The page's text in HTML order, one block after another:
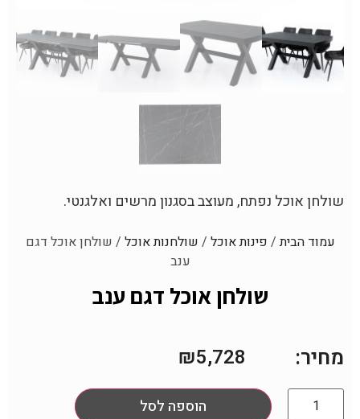
שולחן אוכל נפתח, מעוצב בסגנון מרשים ואלגנטי.
עמוד הבית/ פינות אוכל / שולחנות אוכל / שולחן אוכל דגם
ענב
שולחן אוכל דגם ענב
מחיר: ₪5,728
הוספה לסל